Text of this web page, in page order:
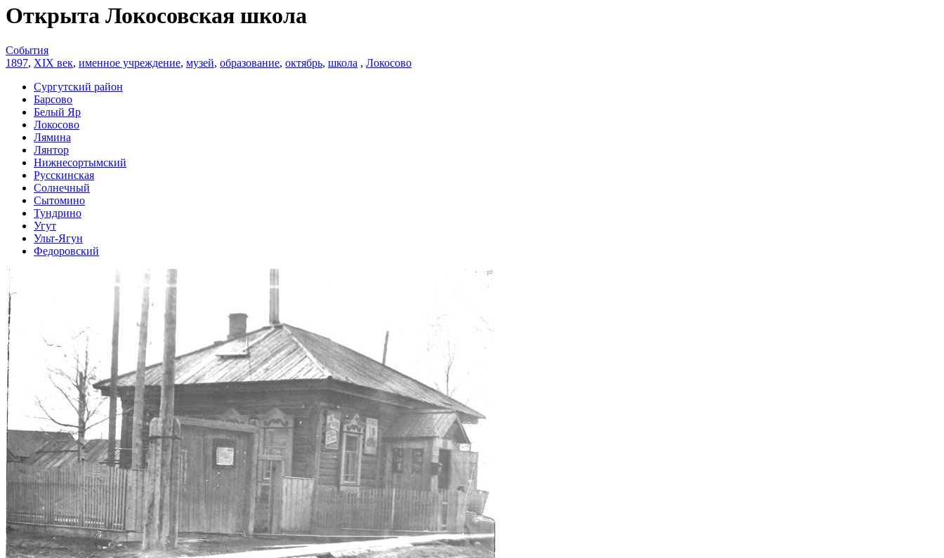
Открыта Локосовская школа
События
1897, XIX век, именное учреждение, музей, образование, октябрь, школа , Локосово
Сургутский район
Барсово
Белый Яр
Локосово
Лямина
Лянтор
Нижнесортымский
Русскинская
Солнечный
Сытомино
Тундрино
Угут
Ульт-Ягун
Федоровский